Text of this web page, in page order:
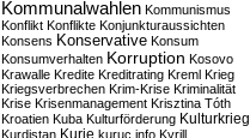
Kommunalwahlen Kommunismus
Konflikt Konflikte Konjunkturaussichten
Konsens Konservative Konsum
Konsumverhalten Korruption Kosovo
Krawalle Kredite Kreditrating Kreml Krieg
Kriegsverbrechen Krim-Krise Kriminalität
Krise Krisenmanagement Krisztina Tóth
Kroatien Kuba Kulturförderung Kulturkrieg
Kurdistan Kurie kuruc.info Kyrill